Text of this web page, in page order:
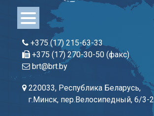
+375 (17) 215-63-33
+375 (17) 270-30-50 (факс)
brt@brt.by
220033, Республика Беларусь,
г.Минск, пер.Велосипедный, 6/3-2